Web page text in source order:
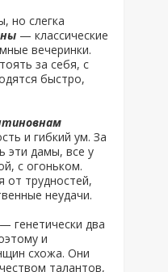
но слегка
— классические
вечеринки.
за себя, с
быстро,
и гибкий ум. За
эти дамы, все у
с огоньком.
от трудностей,
неудачи.
— генетически два
и
схожа. Они
талантов,